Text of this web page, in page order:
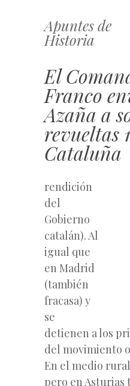
Apuntes de
Historia
Saltar
al
El
Franco
Azaña a
revueltas
Cataluña
rendición
del
Gobierno
catalán). Al
igual que
en Madrid
(también
fracasa) y
se
detienen a los
del movimiento
En el medio
pero en Asturias